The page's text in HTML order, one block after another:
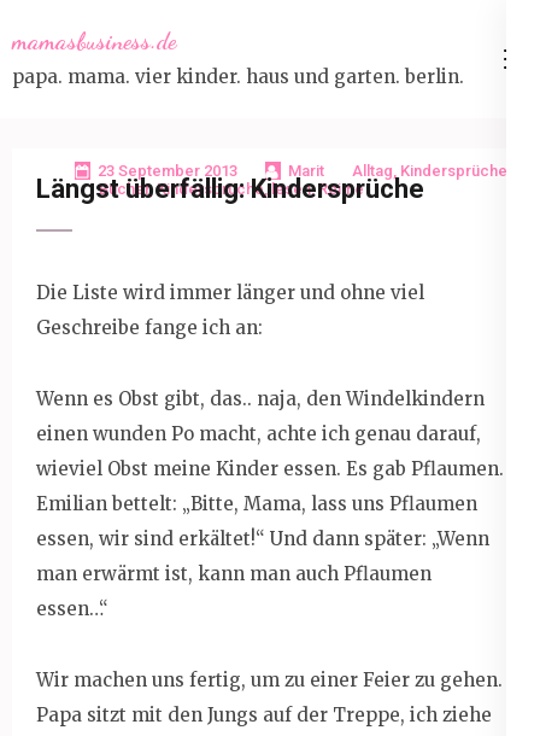
to
content
mamasbusiness.de
papa. mama. vier kinder. haus und garten. berlin.
23 September 2013 Marit Alltag, Kindersprüche
Bücher,Kindersprüche,lesen,Reime
Längst überfällig: Kindersprüche
Die Liste wird immer länger und ohne viel
Geschreibe fange ich an:
Wenn es Obst gibt, das.. naja, den Windelkindern
einen wunden Po macht, achte ich genau darauf,
wieviel Obst meine Kinder essen. Es gab Pflaumen.
Emilian bettelt: „Bitte, Mama, lass uns Pflaumen
essen, wir sind erkältet!“ Und dann später: „Wenn
man erwärmt ist, kann man auch Pflaumen
essen…“
Wir machen uns fertig, um zu einer Feier zu gehen.
Papa sitzt mit den Jungs auf der Treppe, ich ziehe